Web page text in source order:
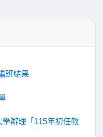
班結果
辦理「115年初任教